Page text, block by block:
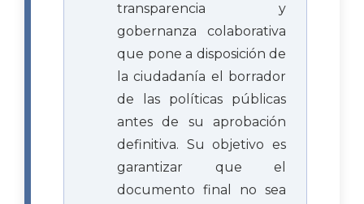
transparencia y
gobernanza colaborativa
que pone a disposición de
la ciudadanía el borrador
de las políticas públicas
antes de su aprobación
definitiva. Su objetivo es
garantizar que el
documento final no sea